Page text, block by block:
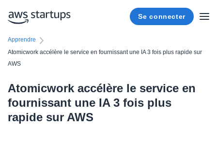
Se connecter
Apprendre
Atomicwork accélère le service en fournissant une IA 3 fois plus rapide sur
AWS
Atomicwork accélère le service en
fournissant une IA 3 fois plus
rapide sur AWS